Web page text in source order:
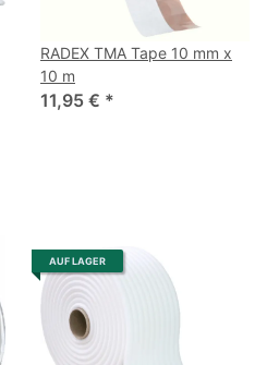
RADEX TMA Tape 10 mm x
10 m
11,95 € *
AUF LAGER